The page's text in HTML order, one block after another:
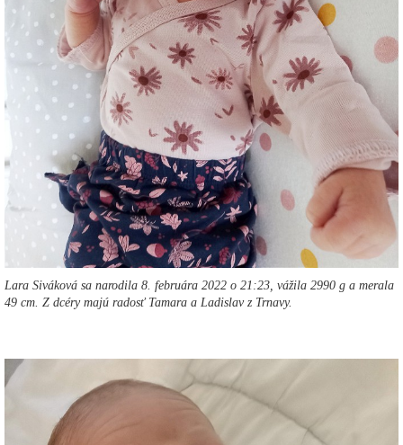
Lara Siváková sa narodila 8. februára 2022 o 21:23, vážila 2990 g a merala
49 cm. Z dcéry majú radosť Tamara a Ladislav z Trnavy.